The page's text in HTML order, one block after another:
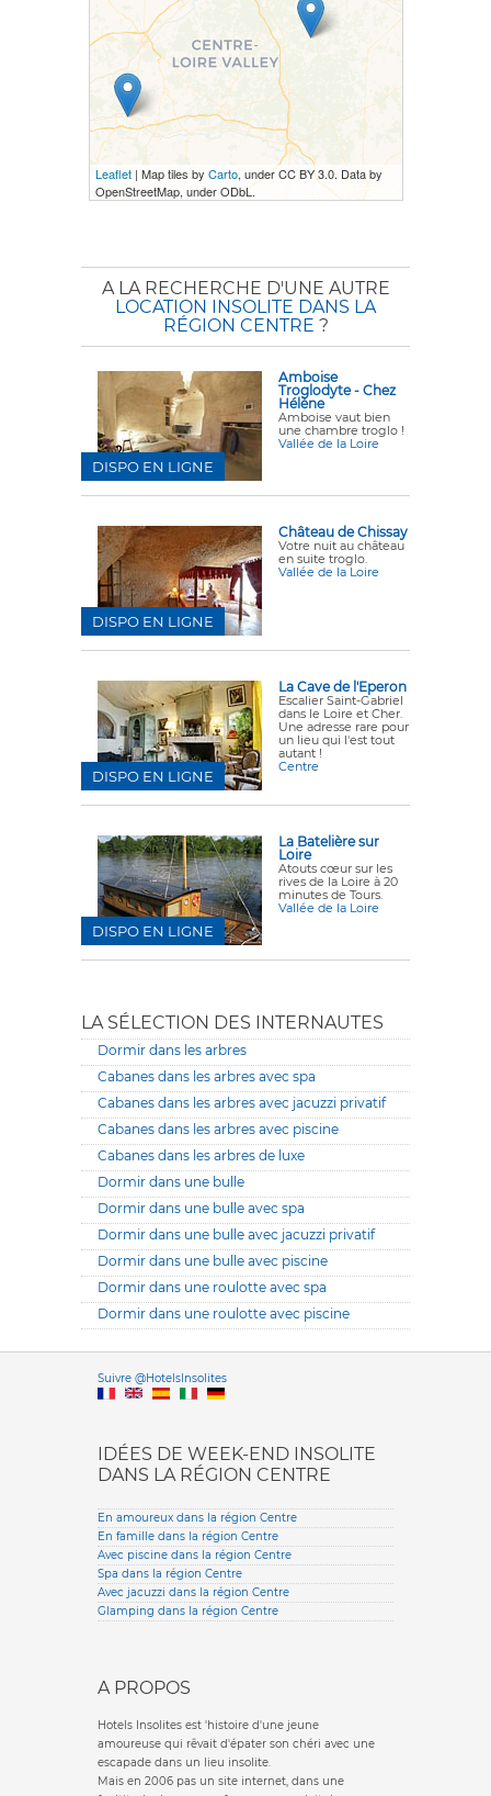
Leaflet| Map tiles by Carto, under CC BY 3.0. Data by
OpenStreetMap, under ODbL.
A LA RECHERCHE D'UNE AUTRE
LOCATION INSOLITE DANS LA
RÉGION CENTRE ?
Amboise
Troglodyte - Chez
Hélène
Amboise vaut bien
une chambre troglo !
Vallée de la Loire
DISPO EN LIGNE
Château de Chissay
Votre nuit au château
en suite troglo.
Vallée de la Loire
DISPO EN LIGNE
La Cave de l'Eperon
Escalier Saint-Gabriel
dans le Loire et Cher.
Une adresse rare pour
un lieu qui l'est tout
autant !
Centre
DISPO EN LIGNE
La Batelière sur
Loire
Atouts cœur sur les
rives de la Loire à 20
minutes de Tours.
Vallée de la Loire
DISPO EN LIGNE
LA SÉLECTION DES INTERNAUTES
Dormir dans les arbres
Cabanes dans les arbres avec spa
Cabanes dans les arbres avec jacuzzi privatif
Cabanes dans les arbres avec piscine
Cabanes dans les arbres de luxe
Dormir dans une bulle
Dormir dans une bulle avec spa
Dormir dans une bulle avec jacuzzi privatif
Dormir dans une bulle avec piscine
Dormir dans une roulotte avec spa
Dormir dans une roulotte avec piscine
Suivre @HotelsInsolitesVersione
IDÉES DE WEEK-END INSOLITE
DANS LA RÉGION CENTRE
En amoureux dans la région Centre
En famille dans la région Centre
Avec piscine dans la région Centre
Spa dans la région Centre
Avec jacuzzi dans la région Centre
Glamping dans la région Centre
A PROPOS
Hotels Insolites est 'histoire d'une jeune
amoureuse qui rêvait d'épater son chéri avec une
escapade dans un lieu insolite.
Mais en 2006 pas un site internet, dans une